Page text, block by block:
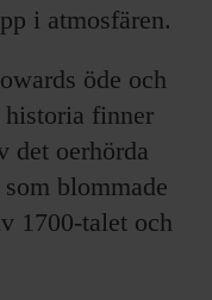
i atmosfären.
öde och
finner
det oerhörda
blommade
1700-talet och